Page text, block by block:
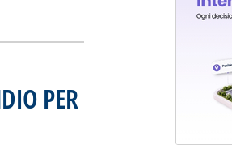
tutta la notizia: 'CARBURANTI
PER